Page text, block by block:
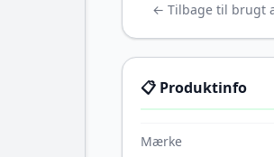
← Tilbage til brugt
📋 Produktinfo
Mærke